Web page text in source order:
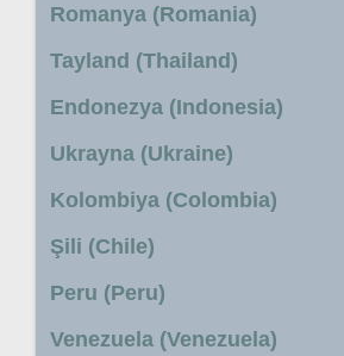
Romanya (Romania)
Tayland (Thailand)
Endonezya (Indonesia)
Ukrayna (Ukraine)
Kolombiya (Colombia)
Şili (Chile)
Peru (Peru)
Venezuela (Venezuela)